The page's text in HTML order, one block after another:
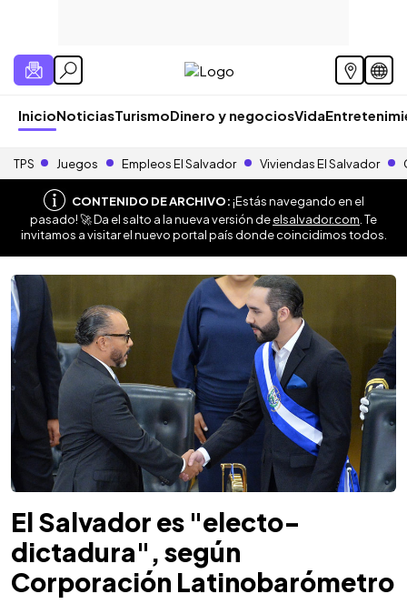
InicioNoticiasTurismoDinero y negociosVida
TPS Juegos Empleos El Salvador Viviendas El Salvador
CONTENIDO DE ARCHIVO:¡Estás navegando en el
pasado! 🚀 Da el salto a la nueva versión deelsalvador.com . Te
invitamos a visitar el nuevo portal país donde coincidimos todos.
El Salvador es "electo-
dictadura", según
Corporación Latinobarómetro